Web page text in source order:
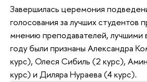
Завершилась церемония
голосования за лучших студентов
мнению преподавателей, лучшими
году были признаны Александра
курс), Олеся Сибиль (2 курс),
курс) и Диляра Нураева (4 курс).